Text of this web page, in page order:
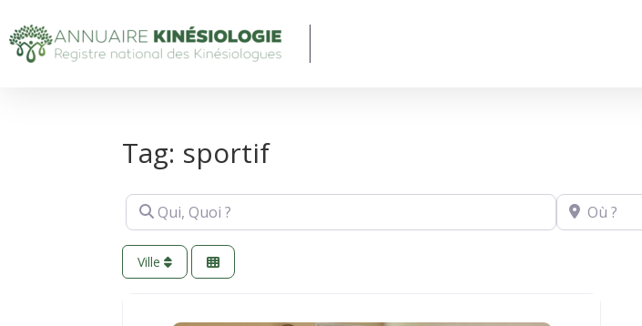
Tag: sportif
Qui, Quoi ? Où ?
Ville